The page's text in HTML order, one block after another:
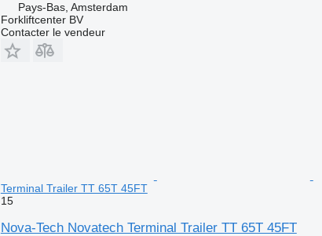
Pays-Bas, Amsterdam
Forkliftcenter BV
Contacter le vendeur
Terminal Trailer TT 65T 45FT
15
Nova-Tech Novatech Terminal Trailer TT 65T 45FT